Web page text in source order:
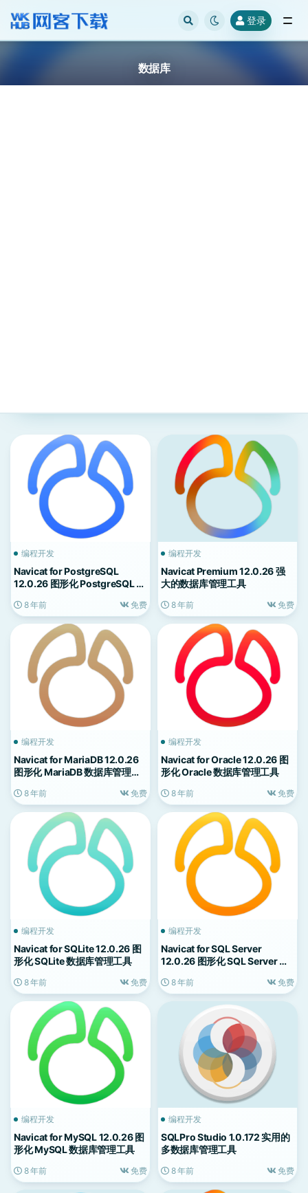
登录
数据库
编程开发
Navicat for PostgreSQL
12.0.26 图形化 PostgreSQL 数
8 年前 免费
编程开发
Navicat Premium 12.0.26 强
大的数据库管理工具
8 年前 免费
编程开发
Navicat for MariaDB 12.0.26
图形化 MariaDB 数据库管理工
8 年前 免费
编程开发
Navicat for Oracle 12.0.26 图
形化 Oracle 数据库管理工具
8 年前 免费
编程开发
Navicat for SQLite 12.0.26 图
形化 SQLite 数据库管理工具
8 年前 免费
编程开发
Navicat for SQL Server
12.0.26 图形化 SQL Server 数
8 年前 免费
编程开发
Navicat for MySQL 12.0.26 图
形化 MySQL 数据库管理工具
8 年前 免费
编程开发
SQLPro Studio 1.0.172 实用的
多数据库管理工具
8 年前 免费
全部